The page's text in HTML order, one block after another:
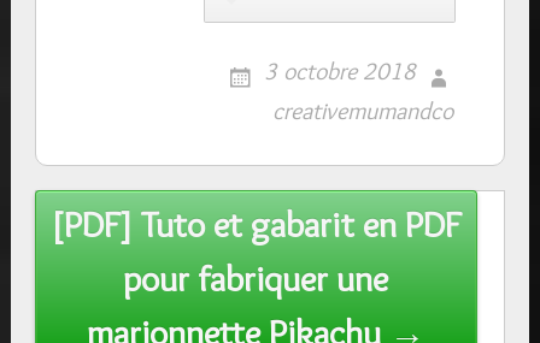
3 octobre 2018
creativemumandco
Post
navigation
[PDF] Tuto et gabarit en PDF
pour fabriquer une
marionnette Pikachu →